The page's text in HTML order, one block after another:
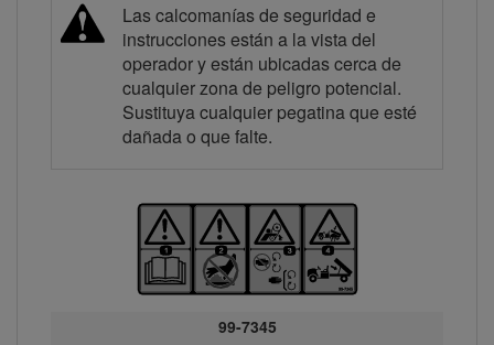
Las calcomanías de seguridad e
instrucciones están a la vista del
operador y están ubicadas cerca de
cualquier zona de peligro potencial.
Sustituya cualquier pegatina que esté
dañada o que falte.
99-7345